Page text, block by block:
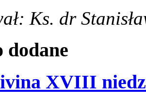
Ks. dr
dodane
XVIII